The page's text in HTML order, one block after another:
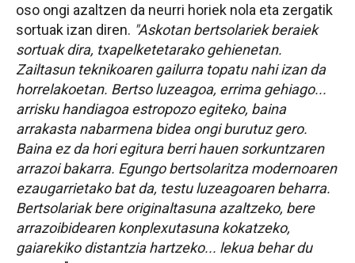
oso ongi azaltzen da neurri horiek nola eta zergatik
sortuak izan diren. "Askotan bertsolariek beraiek
sortuak dira, txapelketetarako gehienetan.
Zailtasun teknikoaren gailurra topatu nahi izan da
horrelakoetan. Bertso luzeagoa, errima gehiago...
arrisku handiagoa estropozo egiteko, baina
arrakasta nabarmena bidea ongi burutuz gero.
Baina ez da hori egitura berri hauen sorkuntzaren
arrazoi bakarra. Egungo bertsolaritza modernoaren
ezaugarrietako bat da, testu luzeagoaren beharra.
Bertsolariak bere originaltasuna azaltzeko, bere
arrazoibidearen konplexutasuna kokatzeko,
gaiarekiko distantzia hartzeko... lekua behar du